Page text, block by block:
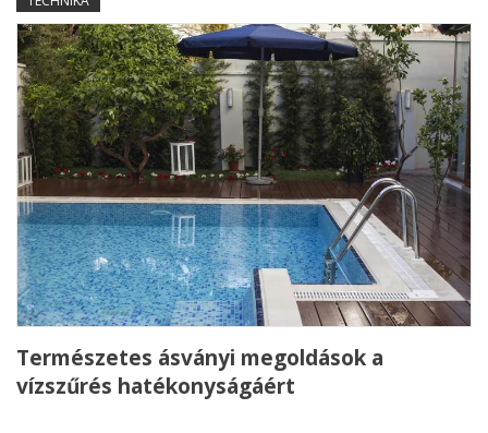
Természetes ásványi megoldások a
vízszűrés hatékonyságáért